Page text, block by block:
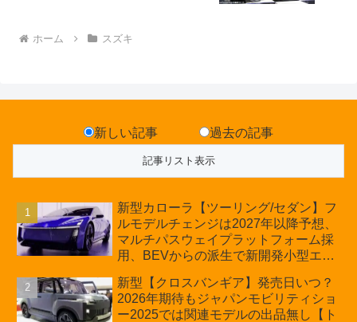
ホーム スズキ
新しい記事 過去の記事
新型カローラ【ツーリング/セダン】フ
ルモデルチェンジは2027年以降予想、
マルチパスウェイプラットフォーム採
用、BEVからの派生で新開発小型エン
の採用は無しか【トヨタ最新情報】60
周年記念車発売
新型【クロスバンギア】発売日いつ？
2026年期待もジャパンモビリティショ
ー2025では関連モデルの出品無し【ト